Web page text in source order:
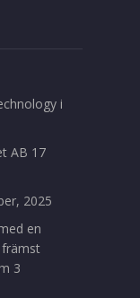
i
AB 17
2025
en
främst
3